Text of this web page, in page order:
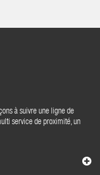
à suivre une ligne de
service de proximité, un